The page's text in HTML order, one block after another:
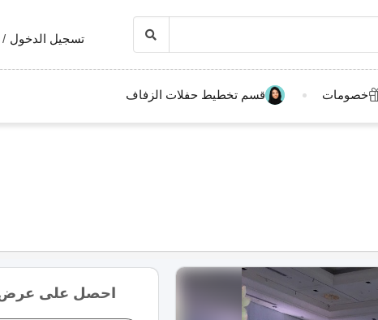
تسجيل الدخول /
خصومات قسم تخطيط حفلات الزفاف
احصل على عرض